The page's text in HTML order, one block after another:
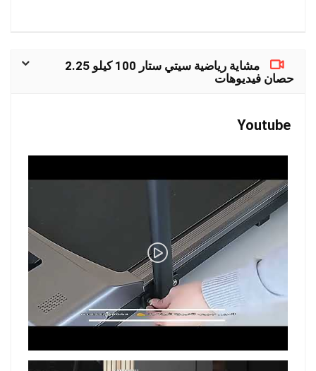
مشاية رياضية سيتي ستار 100 كيلو 2.25
حصان فيديوهات
Youtube